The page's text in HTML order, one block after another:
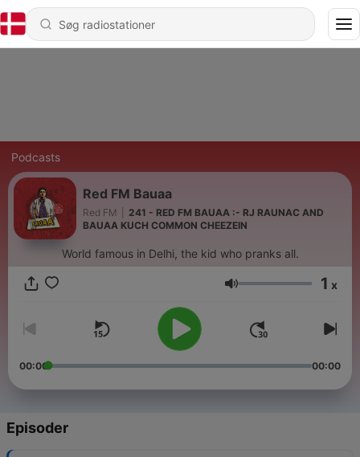
Podcasts
Red FM Bauaa
Red FM
241 - RED FM BAUAA :- RJ RAUNAC AND
BAUAA KUCH COMMON CHEEZEIN
World famous in Delhi, the kid who pranks all.
Lydstyrke 1 x
00:00 00:00
Episoder